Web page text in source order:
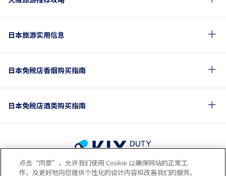
日本旅游实用信息
日本免税店香烟购买指南
日本免税店酒类购买指南
使用条款 隐私保护条款 Cookie政策
点击“同意”，允许我们使用 Cookie 以确保网站的正常工
作，及更好地向您提供个性化的设计内容和改善我们的服务。